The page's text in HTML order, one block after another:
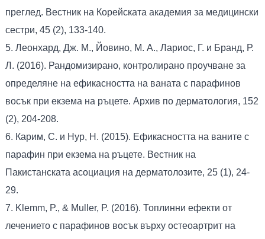
преглед. Вестник на Корейската академия за медицински
сестри, 45 (2), 133-140.
5. Леонхард, Дж. М., Йовино, М. А., Лариос, Г. и Бранд, Р.
Л. (2016). Рандомизирано, контролирано проучване за
определяне на ефикасността на ваната с парафинов
восък при екзема на ръцете. Архив по дерматология, 152
(2), 204-208.
6. Карим, С. и Нур, Н. (2015). Ефикасността на ваните с
парафин при екзема на ръцете. Вестник на
Пакистанската асоциация на дерматолозите, 25 (1), 24-
29.
7. Klemm, P., & Muller, P. (2016). Топлинни ефекти от
лечението с парафинов восък върху остеоартрит на